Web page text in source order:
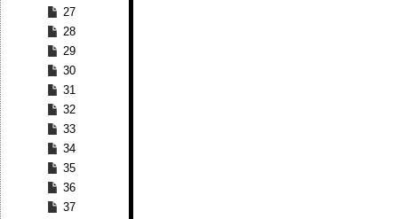
27
28
29
30
31
32
33
34
35
36
37